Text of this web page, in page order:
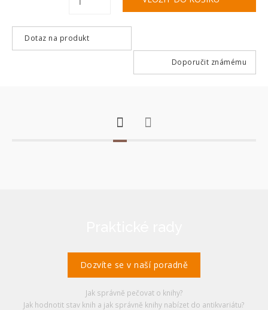
Dotaz na produkt
Doporučit známému
Dozvíte se v naší poradně
Jak správně pečovat o knihy?
Jak hodnotit stav knih a jak správně knihy nabízet do antikvariátu?